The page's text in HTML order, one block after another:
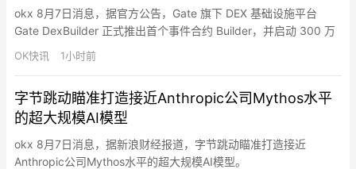
okx 8月7日消息，据官方公告，Gate 旗下 DEX 基础设施平台
Gate DexBuilder 正式推出首个事件合约 Builder，并启动 300 万
美元资助计划，面向全球项目方、开发者、社区及 Web3 应用开放
合作，推动事件合约市场生态建设。事件合约 Builder 致力于降低
支持、结算…
OK快讯 1小时前
字节跳动瞄准打造接近Anthropic公司Mythos水平
的超大规模AI模型
okx 8月7日消息，据新浪财经报道，字节跳动瞄准打造接近
Anthropic公司Mythos水平的超大规模AI模型。